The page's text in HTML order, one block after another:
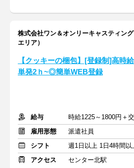
株式会社ワン＆オンリーキャスティン
エリア）
【クッキーの梱包】[登録制]高時
単発2ｈ~◎簡単WEB登録
給与
時給1225～1800円＋
雇用形態
派遣社員
シフト
週1日以上 1日4時間以
アクセス
センター北駅